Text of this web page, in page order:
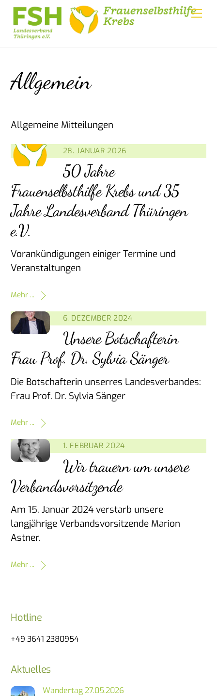
Skip
content
Allgemein
Allgemeine Mitteilungen
28. JANUAR 2026
50 Jahre
Frauenselbsthilfe Krebs und 35
Jahre Landesverband Thüringen
e.V.
Vorankündigungen einiger Termine und
Veranstaltungen
Mehr ...
6. DEZEMBER 2024
Unsere Botschafterin
Frau Prof. Dr. Sylvia Sänger
Die Botschafterin unserres Landesverbandes:
Frau Prof. Dr. Sylvia Sänger
Mehr ...
1. FEBRUAR 2024
Wir trauern um unsere
Verbandsvorsitzende
Am 15. Januar 2024 verstarb unsere
langjährige Verbandsvorsitzende Marion
Astner.
Mehr ...
Hotline
+49 3641 2380954
Aktuelles
Wandertag 27.05.2026